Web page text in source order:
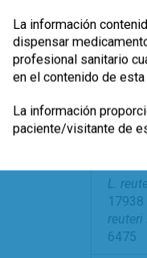
LGG +
L.
17938
reuteri
6475
La información
dispensar
profesional sanitario
en el contenido de
La información
paciente/visitante de